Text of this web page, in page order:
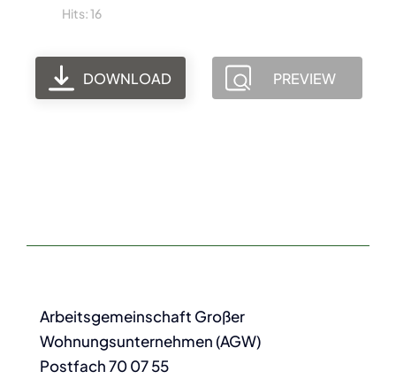
Hits: 16
DOWNLOAD PREVIEW
Arbeitsgemeinschaft Großer
Wohnungsunternehmen (AGW)
Postfach 70 07 55